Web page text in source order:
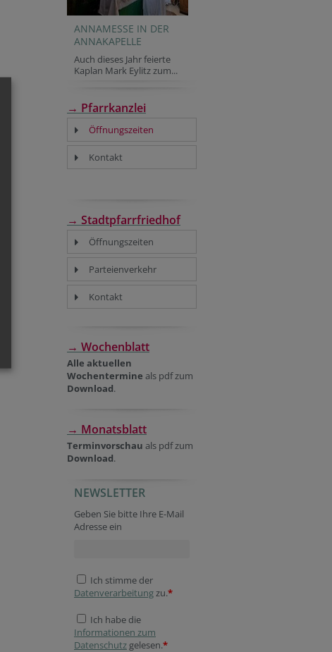
ANNAMESSE IN DER
ANNAKAPELLE
Auch dieses Jahr feierte
Kaplan Mark Eylitz zum...
→ Pfarrkanzlei
Öffnungszeiten
Kontakt
→ Stadtpfarrfriedhof
Öffnungszeiten
Parteienverkehr
Kontakt
→ Wochenblatt
Alle aktuellen
Wochentermine als pdf zum
Download.
→ Monatsblatt
Terminvorschau als pdf zum
Download.
NEWSLETTER
Geben Sie bitte Ihre E-Mail
Adresse ein
Ich stimme der
Datenverarbeitungzu.*
Ich habe die
Informationen zum
Datenschutz gelesen.*